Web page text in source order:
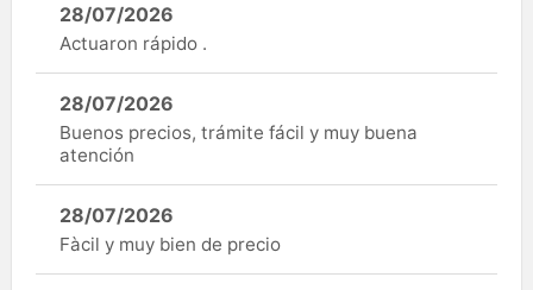
28/07/2026
Actuaron rápido .
28/07/2026
Buenos precios, trámite fácil y muy buena
atención
28/07/2026
Fàcil y muy bien de precio